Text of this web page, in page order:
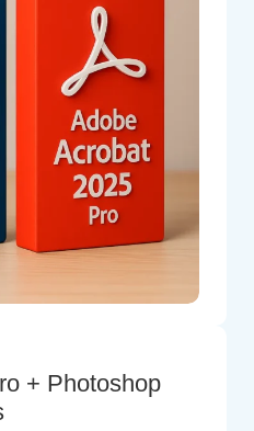
+ Photoshop